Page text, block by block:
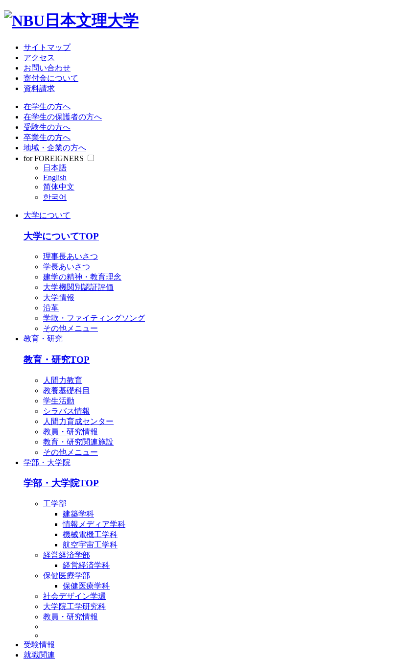
サイトマップ
アクセス
お問い合わせ
寄付金について
資料請求
在学生の方へ
在学生の保護者の方へ
受験生の方へ
卒業生の方へ
地域・企業の方へ
for FOREIGNERS
日本語
English
简体中文
한국어
大学について
大学についてTOP
理事長あいさつ
学長あいさつ
建学の精神・教育理念
大学機関別認証評価
大学情報
沿革
学歌・ファイティングソング
その他メニュー
教育・研究
教育・研究TOP
人間力教育
教養基礎科目
学生活動
シラバス情報
人間力育成センター
教員・研究情報
教育・研究関連施設
その他メニュー
学部・大学院
学部・大学院TOP
工学部
建築学科
情報メディア学科
機械電機工学科
航空宇宙工学科
経営経済学部
経営経済学科
保健医療学部
保健医療学科
社会デザイン学環
大学院工学研究科
教員・研究情報
受験情報
就職関連
大学について
教育・研究
受験情報
就職関連
学生生活
サイトマップ
アクセス
お問い合わせ
寄付金について
資料請求
在学生の方へ
在学生の保護者の方へ
受験生の方へ
卒業生の方へ
地域・企業の方へ
日本語
简体中文